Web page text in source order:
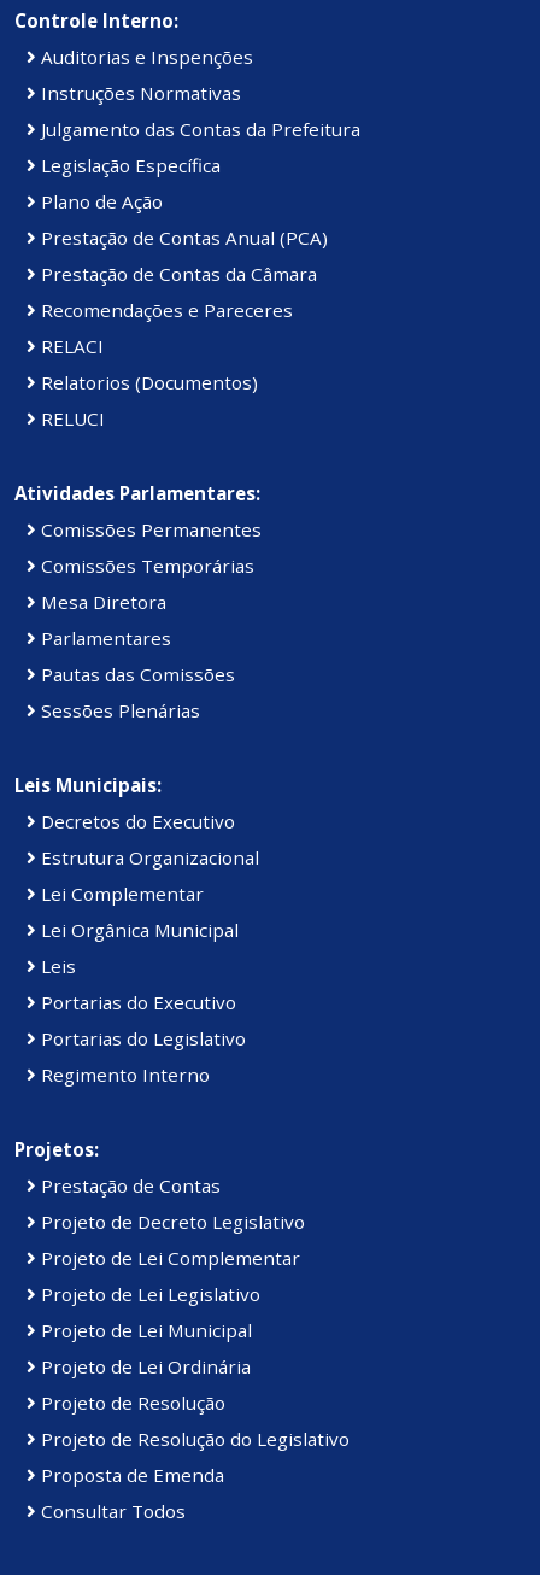
Controle Interno:
Auditorias e Inspenções
Instruções Normativas
Julgamento das Contas da Prefeitura
Legislação Específica
Plano de Ação
Prestação de Contas Anual (PCA)
Prestação de Contas da Câmara
Recomendações e Pareceres
RELACI
Relatorios (Documentos)
RELUCI
Atividades Parlamentares:
Comissões Permanentes
Comissões Temporárias
Mesa Diretora
Parlamentares
Pautas das Comissões
Sessões Plenárias
Leis Municipais:
Decretos do Executivo
Estrutura Organizacional
Lei Complementar
Lei Orgânica Municipal
Leis
Portarias do Executivo
Portarias do Legislativo
Regimento Interno
Projetos:
Prestação de Contas
Projeto de Decreto Legislativo
Projeto de Lei Complementar
Projeto de Lei Legislativo
Projeto de Lei Municipal
Projeto de Lei Ordinária
Projeto de Resolução
Projeto de Resolução do Legislativo
Proposta de Emenda
Consultar Todos